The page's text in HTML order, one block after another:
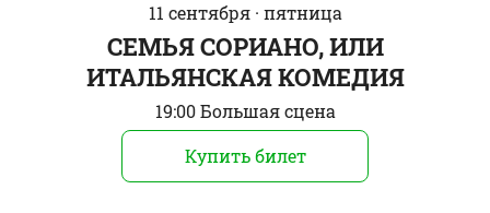
11 сентября · пятница
СЕМЬЯ СОРИАНО, ИЛИ
ИТАЛЬЯНСКАЯ КОМЕДИЯ
19:00 Большая сцена
Купить билет